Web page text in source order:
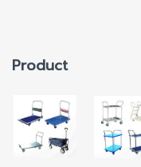
Product